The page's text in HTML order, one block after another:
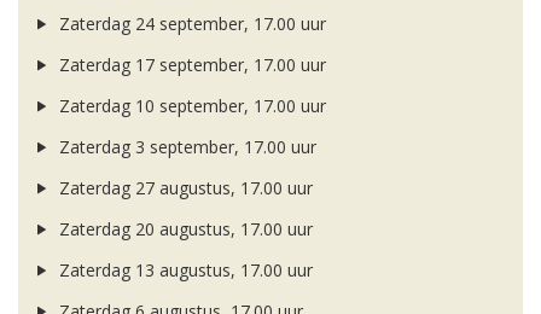
Zaterdag 24 september, 17.00 uur
Zaterdag 17 september, 17.00 uur
Zaterdag 10 september, 17.00 uur
Zaterdag 3 september, 17.00 uur
Zaterdag 27 augustus, 17.00 uur
Zaterdag 20 augustus, 17.00 uur
Zaterdag 13 augustus, 17.00 uur